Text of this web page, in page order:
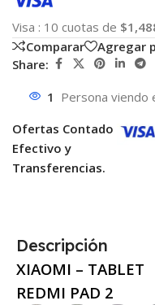
Visa : 10 cuotas de
Comparar
Agregar
Share:
1 Persona viendo
Ofertas Contado
Efectivo y
Transferencias.
Descripción
XIAOMI – TABLET
REDMI PAD 2